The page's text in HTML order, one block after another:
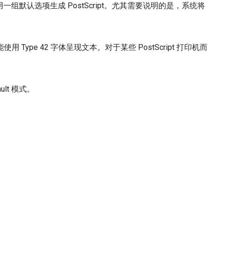
组默认选项生成 PostScript。尤其需要说明的是，系统将
用 Type 42 字体呈现文本。对于某些 PostScript 打印机而
模式。